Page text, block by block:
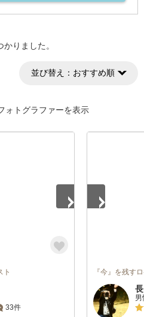
りました。
並び替え： おすすめ順
ォトグラファーを表示
ト
33件
『今』を残す